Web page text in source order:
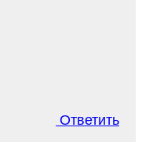
Ответить